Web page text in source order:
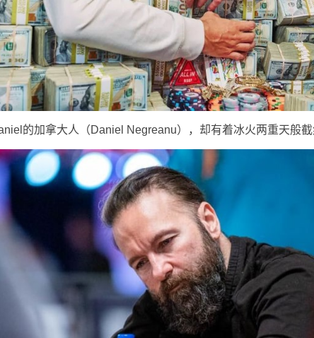
的加拿大人（Daniel Negreanu），却有着冰火两重天般截